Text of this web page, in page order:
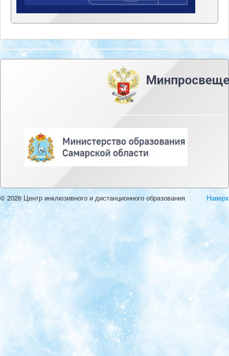
Наверх
© 2026 Центр инклюзивного и дистанционного образования